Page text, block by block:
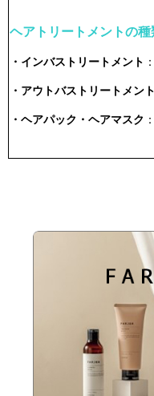
ヘアトリートメントの種
・インバストリートメント
・アウトバストリートメント
・ヘアパック・ヘアマスク